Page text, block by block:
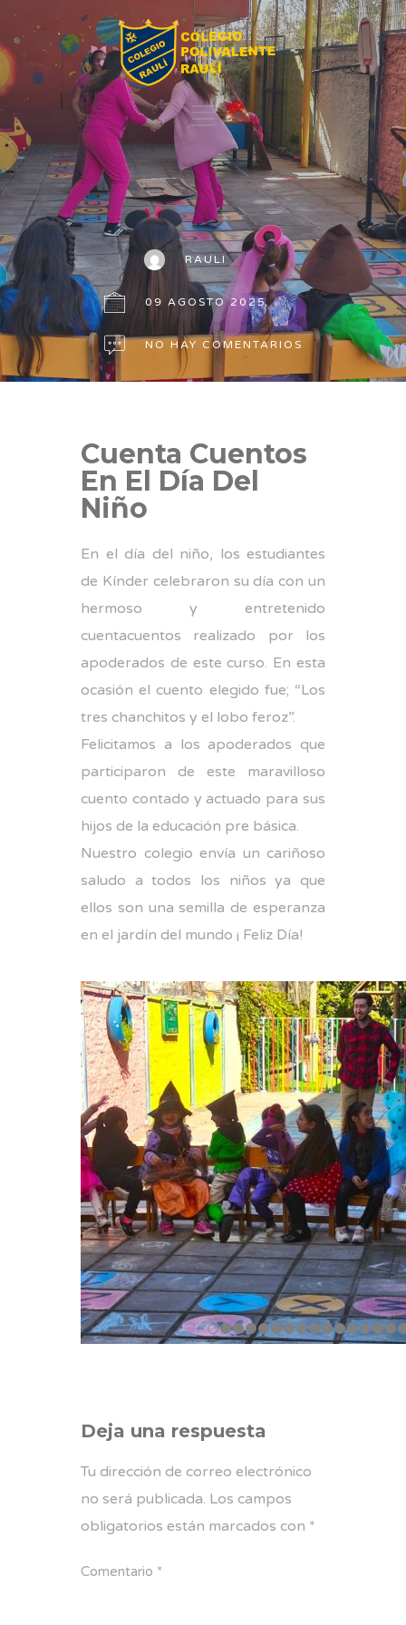
RAULI
09 AGOSTO 2025
NO HAY COMENTARIOS
Cuenta Cuentos
En El Día Del
Niño
En el día del niño, los estudiantes
de Kínder celebraron su día con un
hermoso y entretenido
cuentacuentos realizado por los
apoderados de este curso. En esta
ocasión el cuento elegido fue; “Los
tres chanchitos y el lobo feroz”.
Felicitamos a los apoderados que
participaron de este maravilloso
cuento contado y actuado para sus
hijos de la educación pre básica.
Nuestro colegio envía un cariñoso
saludo a todos los niños ya que
ellos son una semilla de esperanza
en el jardín del mundo ¡ Feliz Día!
Deja una respuesta
Tu dirección de correo electrónico
no será publicada. Los campos
obligatorios están marcados con *
Comentario *